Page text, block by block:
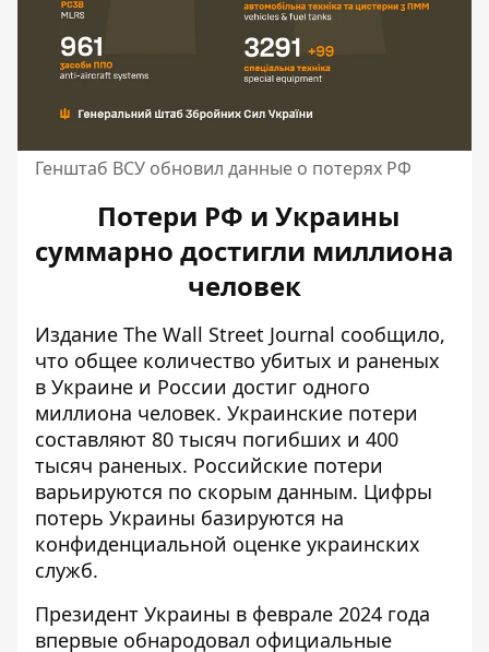
Генштаб ВСУ обновил данные о потерях РФ
Потери РФ и Украины
суммарно достигли миллиона
человек
Издание The Wall Street Journal сообщило,
что общее количество убитых и раненых
в Украине и России достиг одного
миллиона человек. Украинские потери
составляют 80 тысяч погибших и 400
тысяч раненых. Российские потери
варьируются по скорым данным. Цифры
потерь Украины базируются на
конфиденциальной оценке украинских
служб.
Президент Украины в феврале 2024 года
впервые обнародовал официальные